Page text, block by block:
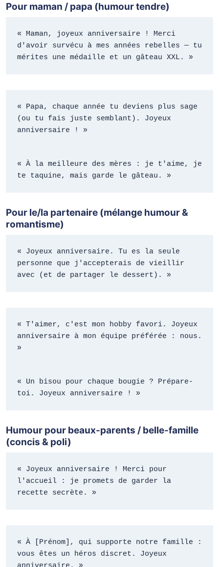
Pour maman / papa (humour tendre)
« Maman, joyeux anniversaire ! Merci
d'avoir survécu à mes années rebelles — tu
mérites une médaille et un gâteau XXL. »
« Papa, chaque année tu deviens plus sage
(ou tu fais juste semblant). Joyeux
anniversaire ! »
« À la meilleure des mères : je t'aime, je
te taquine, mais garde le gâteau. »
Pour le/la partenaire (mélange humour &
romantisme)
« Joyeux anniversaire. Tu es la seule
personne que j'accepterais de vieillir
avec (et de partager le dessert). »
« T'aimer, c'est mon hobby favori. Joyeux
anniversaire à mon équipe préférée : nous.
»
« Un bisou pour chaque bougie ? Prépare-
toi. Joyeux anniversaire ! »
Humour pour beaux-parents / belle-famille
(concis & poli)
« Joyeux anniversaire ! Merci pour
l'accueil : je promets de garder la
recette secrète. »
« À [Prénom], qui supporte notre famille :
vous êtes un héros discret. Joyeux